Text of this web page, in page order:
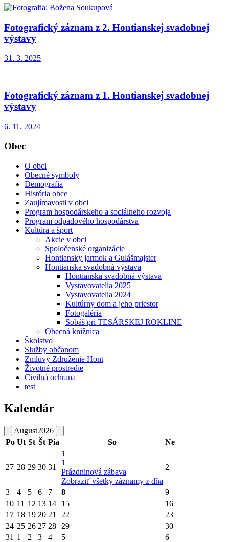
Fotografický záznam z 2. Hontianskej svadobnej
výstavy
31. 3. 2025
Fotografický záznam z 1. Hontianskej svadobnej
výstavy
6. 11. 2024
Obec
O obci
Obecné symboly
Demografia
História obce
Zaujímavosti v obci
Program hospodárskeho a sociálneho rozvoja
Program odpadového hospodárstva
Kultúra a šport
Akcie v obci
Spoločenské organizácie
Hontiansky jarmok a Gulášmajster
Hontianska svadobná výstava
Hontianska svadobná výstava
Vystavovatelia 2025
Vystavovatelia 2024
Kultúrny dom a jeho priestor
Fotogaléria
Sobáš pri TESÁRSKEJ ROKLINE
Obecná knižnica
Školstvo
Služby občanom
Zmluvy Združenie Hont
Životné prostredie
Civilná ochrana
test
Kalendár
August2026
Po Ut St Št Pia So Ne
27 28 29 30 31
1
1
Prázdninová zábava
Zobraziť všetky záznamy z dňa
2
3 4 5 6 7 8
9
10 11 12 13 14 15
16
17 18 19 20 21 22
23
24 25 26 27 28 29
30
31 1 2 3 4 5 6